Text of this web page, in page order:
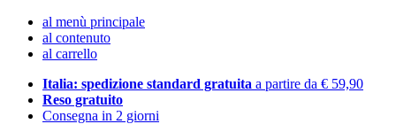
al menù principale
al contenuto
al carrello
Italia: spedizione standard gratuita a partire da € 59,90
Reso gratuito
Consegna in 2 giorni